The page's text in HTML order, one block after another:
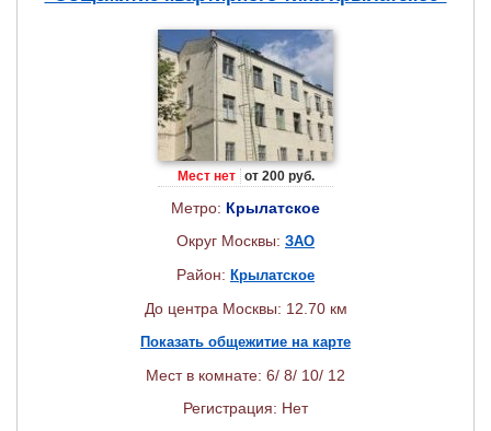
Мест нет от 200 руб.
Метро: Крылатское
Округ Москвы: ЗАО
Район: Крылатское
До центра Москвы: 12.70 км
Показать общежитие на карте
Мест в комнате: 6/ 8/ 10/ 12
Регистрация: Нет